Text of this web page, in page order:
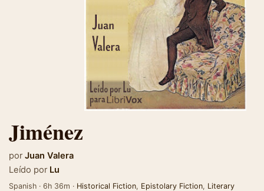
Jiménez
por Juan Valera
Leído por Lu
Spanish · 6h 36m · Historical Fiction, Epistolary Fiction, Literary